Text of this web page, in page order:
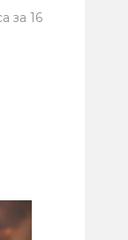
за 16